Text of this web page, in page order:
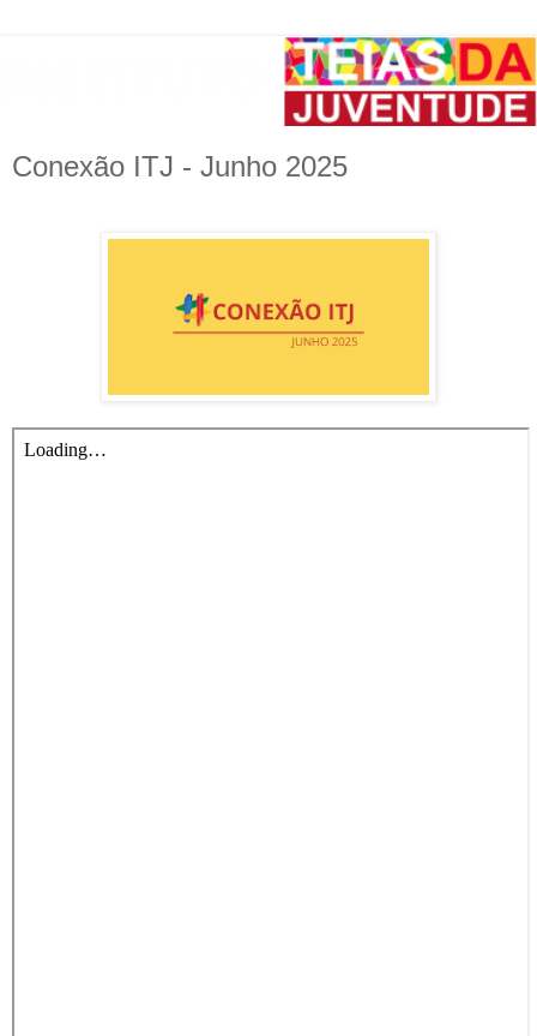
Conexão ITJ - Junho 2025